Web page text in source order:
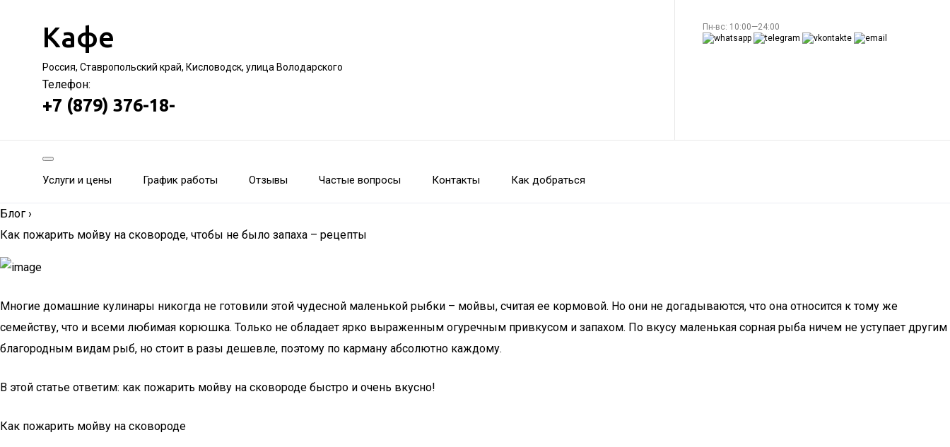
Кафе
Россия, Ставропольский край, Кисловодск, улица Володарского
Телефон:
+7 (879) 376-18-
Пн-вс: 10:00—24:00
Услуги и цены График работы Отзывы Частые вопросы Контакты Как добраться
Блог ›
Как пожарить мойву на сковороде, чтобы не было запаха – рецепты
Многие домашние кулинары никогда не готовили этой чудесной маленькой рыбки – мойвы, считая ее кормовой. Но они не догадываются, что она относится к тому же
семейству, что и всеми любимая корюшка. Только не обладает ярко выраженным огуречным привкусом и запахом. По вкусу маленькая сорная рыба ничем не уступает другим
благородным видам рыб, но стоит в разы дешевле, поэтому по карману абсолютно каждому.
В этой статье ответим: как пожарить мойву на сковороде быстро и очень вкусно!
Как пожарить мойву на сковороде